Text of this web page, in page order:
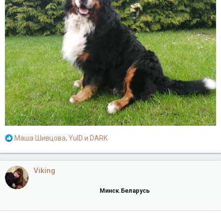
Р
а
к
ц
и
Маша Шивцова, YulD и DARK
Viking
Минск.Беларусь